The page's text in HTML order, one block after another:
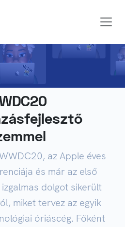
az Apple éves
és már az első
dolgot sikerült
miket tervez az egyik
óriáscég. Főként